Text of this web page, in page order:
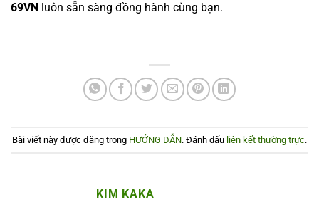
69VN
luôn sẵn sàng đồng hành cùng bạn.
Bài viết này được đăng trong HƯỚNG DẪN. Đánh dấu liên kết thường trực.
KIM KAKA